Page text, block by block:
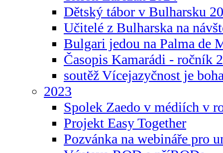
Dětský tábor v Bulharsku
Učitelé z Bulharska na
Bulgari jedou na Palma de
Časopis Kamarádi - ročník
soutěž Vícejazyčnost je
2023
Spolek Zaedo v médiích v
Projekt Easy Together
Pozvánka na webináře pro